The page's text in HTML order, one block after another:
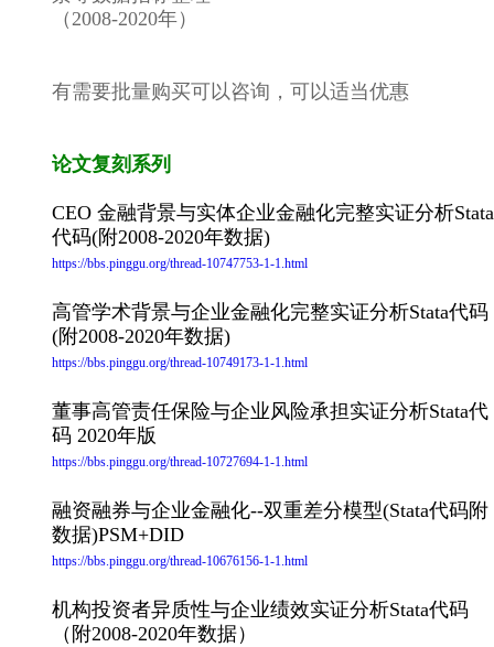
（2008-2020年）
有需要批量购买可以咨询，可以适当优惠
论文复刻系列
CEO 金融背景与实体企业金融化完整实证分析Stata
代码(附2008-2020年数据)
https://bbs.pinggu.org/thread-10747753-1-1.html
高管学术背景与企业金融化完整实证分析Stata代码
(附2008-2020年数据)
https://bbs.pinggu.org/thread-10749173-1-1.html
董事高管责任保险与企业风险承担实证分析Stata代
码 2020年版
https://bbs.pinggu.org/thread-10727694-1-1.html
融资融券与企业金融化--双重差分模型(Stata代码附
数据)PSM+DID
https://bbs.pinggu.org/thread-10676156-1-1.html
机构投资者异质性与企业绩效实证分析Stata代码
（附2008-2020年数据）